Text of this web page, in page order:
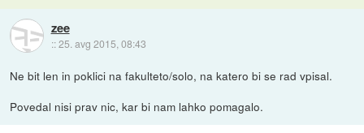
zee
::25. avg 2015, 08:43
Ne bit len in poklici na fakulteto/solo, na katero bi se rad vpisal.
Povedal nisi prav nic, kar bi nam lahko pomagalo.